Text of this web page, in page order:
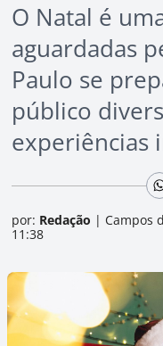
O Natal é
aguardadas
Paulo se
público
experiências
por: Redação | Campos
11:38